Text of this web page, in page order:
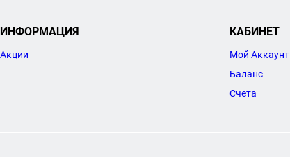
ИНФОРМАЦИЯ
Акции
КАБИНЕТ
Мой Аккаунт
Баланс
Счета